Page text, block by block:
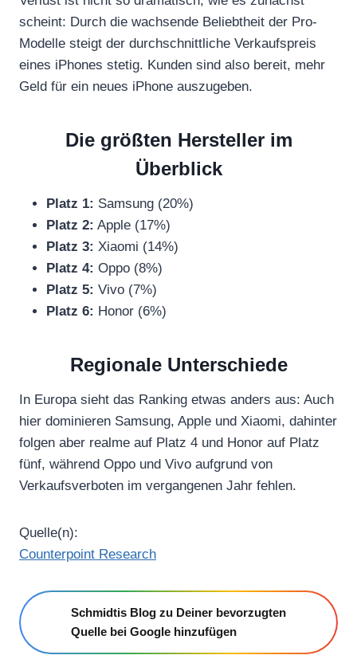
scheint: Durch die wachsende Beliebtheit der Pro-
Modelle steigt der durchschnittliche Verkaufspreis
eines iPhones stetig. Kunden sind also bereit, mehr
Geld für ein neues iPhone auszugeben.
Die größten Hersteller im
Überblick
Platz 1: Samsung (20%)
Platz 2: Apple (17%)
Platz 3: Xiaomi (14%)
Platz 4: Oppo (8%)
Platz 5: Vivo (7%)
Platz 6: Honor (6%)
Regionale Unterschiede
In Europa sieht das Ranking etwas anders aus: Auch
hier dominieren Samsung, Apple und Xiaomi, dahinter
folgen aber realme auf Platz 4 und Honor auf Platz
fünf, während Oppo und Vivo aufgrund von
Verkaufsverboten im vergangenen Jahr fehlen.
Quelle(n):
Counterpoint Research
Schmidtis Blog zu Deiner bevorzugten
Quelle bei Google hinzufügen